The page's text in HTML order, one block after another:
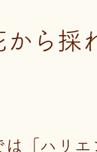
ら採
「ハリエ